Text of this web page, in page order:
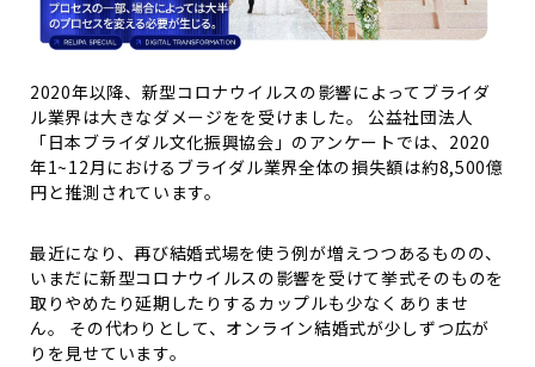
2020年以降、新型コロナウイルスの影響によってブライダ
ル業界は大きなダメージをを受けました。 公益社団法人
「日本ブライダル文化振興協会」のアンケートでは、 2020
年1~12月におけるブライダル業界全体の損失額は約8,500億
円と推測されています。
最近になり、再び結婚式場を使う例が増えつつあるものの、
いまだに新型コロナウイルスの影響を受けて挙式そのものを
取りやめたり延期したりするカップルも少なくありませ
ん。
その代わりとして、オンライン結婚式が少しずつ広が
りを見せています。